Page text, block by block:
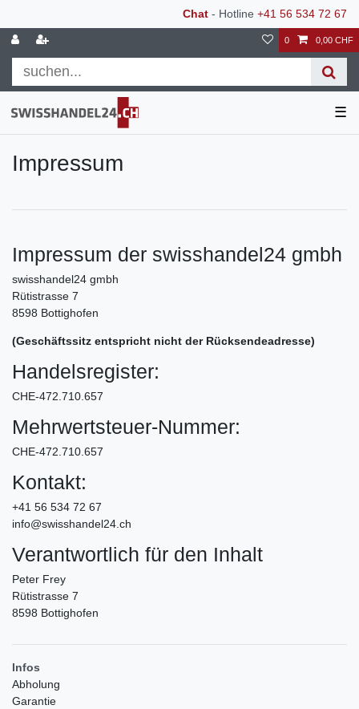
Chat - Hotline +41 56 534 72 67
0 0,00 CHF
☰
Impressum
Impressum der swisshandel24 gmbh
swisshandel24 gmbh
Rütistrasse 7
8598 Bottighofen
(Geschäftssitz entspricht nicht der Rücksendeadresse)
Handelsregister:
CHE-472.710.657
Mehrwertsteuer-Nummer:
CHE-472.710.657
Kontakt:
+41 56 534 72 67
info@swisshandel24.ch
Verantwortlich für den Inhalt
Peter Frey
Rütistrasse 7
8598 Bottighofen
Infos
Abholung
Garantie